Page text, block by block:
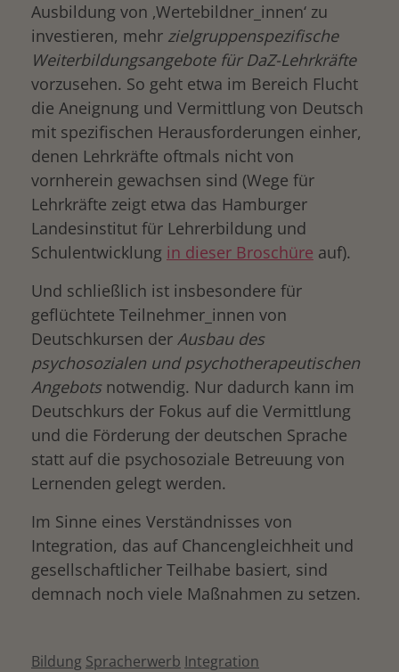
Ausbildung von ‚Wertebildner_innen‘ zu
investieren, mehr zielgruppenspezifische
Weiterbildungsangebote für DaZ-Lehrkräfte
vorzusehen. So geht etwa im Bereich Flucht
die Aneignung und Vermittlung von Deutsch
mit spezifischen Herausforderungen einher,
denen Lehrkräfte oftmals nicht von
vornherein gewachsen sind (Wege für
Lehrkräfte zeigt etwa das Hamburger
Landesinstitut für Lehrerbildung und
Schulentwicklung in dieser Broschüre auf).
Und schließlich ist insbesondere für
geflüchtete Teilnehmer_innen von
Deutschkursen der Ausbau des
psychosozialen und psychotherapeutischen
Angebotsnotwendig. Nur dadurch kann im
Deutschkurs der Fokus auf die Vermittlung
und die Förderung der deutschen Sprache
statt auf die psychosoziale Betreuung von
Lernenden gelegt werden.
Im Sinne eines Verständnisses von
Integration, das auf Chancengleichheit und
gesellschaftlicher Teilhabe basiert, sind
demnach noch viele Maßnahmen zu setzen.
Bildung Spracherwerb Integration